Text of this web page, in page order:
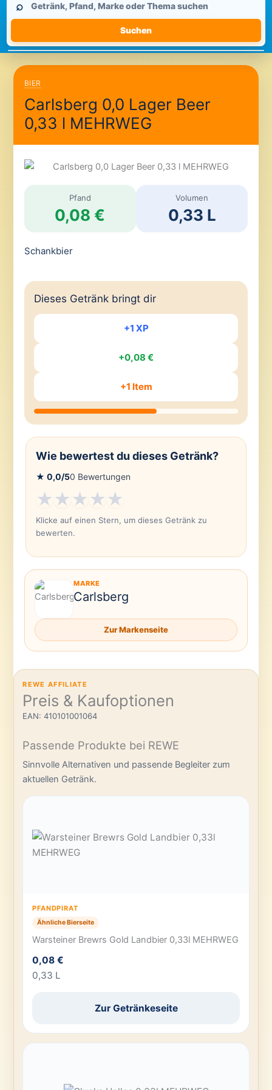
durchsuchen
⌕
Suchen
BIER
Carlsberg 0,0 Lager Beer
0,33 l MEHRWEG
Pfand
0,08 €
Volumen
0,33 L
Schankbier
Dieses Getränk bringt dir
+1 XP
+0,08 €
+1 Item
Wie bewertest du dieses Getränk?
★ 0,0/50 Bewertungen
★★★★★
Klicke auf einen Stern, um dieses Getränk zu
bewerten.
MARKE
Carlsberg
Zur Markenseite
REWE AFFILIATE
Preis & Kaufoptionen
EAN: 410101001064
Passende Produkte bei REWE
Sinnvolle Alternativen und passende Begleiter zum
aktuellen Getränk.
PFANDPIRAT
Ähnliche Bierseite
Warsteiner Brewrs Gold Landbier 0,33l MEHRWEG
0,08 €
0,33 L
Zur Getränkeseite